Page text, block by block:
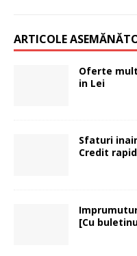
ARTICOLE
Oferte
in Lei
Sfaturi
Credit rapid
[Cu